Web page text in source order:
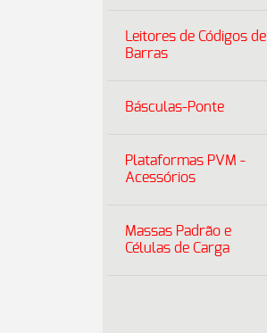
Leitores de Códigos de
Barras
Básculas-Ponte
Plataformas PVM -
Acessórios
Massas Padrão e
Células de Carga